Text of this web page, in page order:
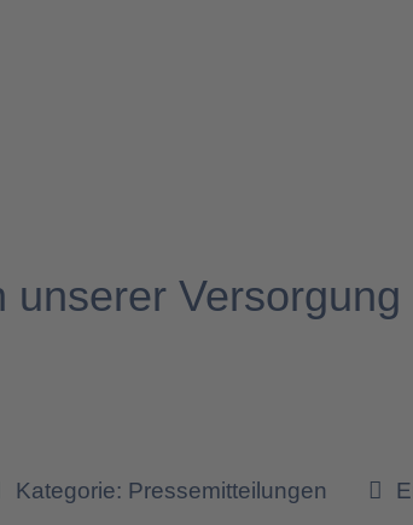
unserer Versorgung
Kategorie: Pressemitteilungen